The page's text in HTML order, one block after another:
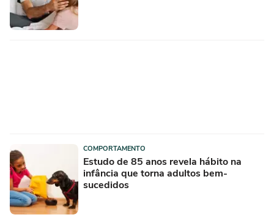
COMPORTAMENTO
Estudo de 85 anos revela hábito na
infância que torna adultos bem-
sucedidos